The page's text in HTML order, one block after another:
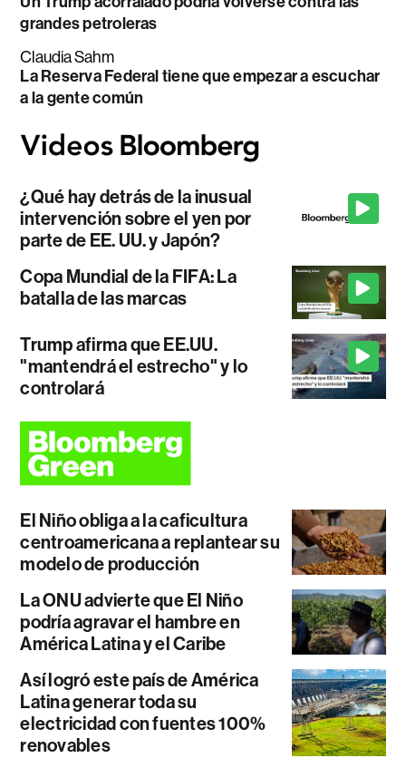
grandes petroleras
Claudia Sahm
La Reserva Federal tiene que empezar a escuchar
a la gente común
¿Qué hay detrás de la inusual
intervención sobre el yen por
parte de EE. UU. y Japón?
Copa Mundial de la FIFA: La
batalla de las marcas
Trump afirma que EE.UU.
"mantendrá el estrecho" y lo
controlará
El Niño obliga a la caficultura
centroamericana a replantear su
modelo de producción
La ONU advierte que El Niño
podría agravar el hambre en
América Latina y el Caribe
Así logró este país de América
Latina generar toda su
electricidad con fuentes 100%
renovables